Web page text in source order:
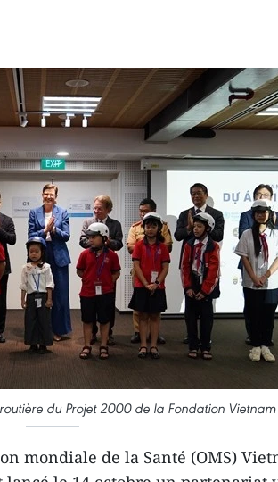
du Projet 2000 de la Fondation
mondiale de la Santé (OMS)